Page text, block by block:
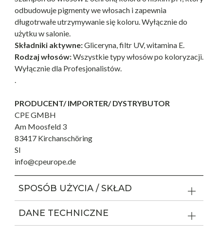
odbudowuje pigmenty we włosach i zapewnia
długotrwałe utrzymywanie się koloru. Wyłącznie do
użytku w salonie.
Składniki aktywne:Gliceryna, filtr UV, witamina E.
Rodzaj włosów:Wszystkie typy włosów po koloryzacji.
Wyłącznie dla Profesjonalistów.
PRODUCENT/ IMPORTER/ DYSTRYBUTOR
CPE GMBH
Am Moosfeld 3
83417 Kirchanschöring
SI
info@cpeurope.de
SPOSÓB UŻYCIA / SKŁAD
DANE TECHNICZNE